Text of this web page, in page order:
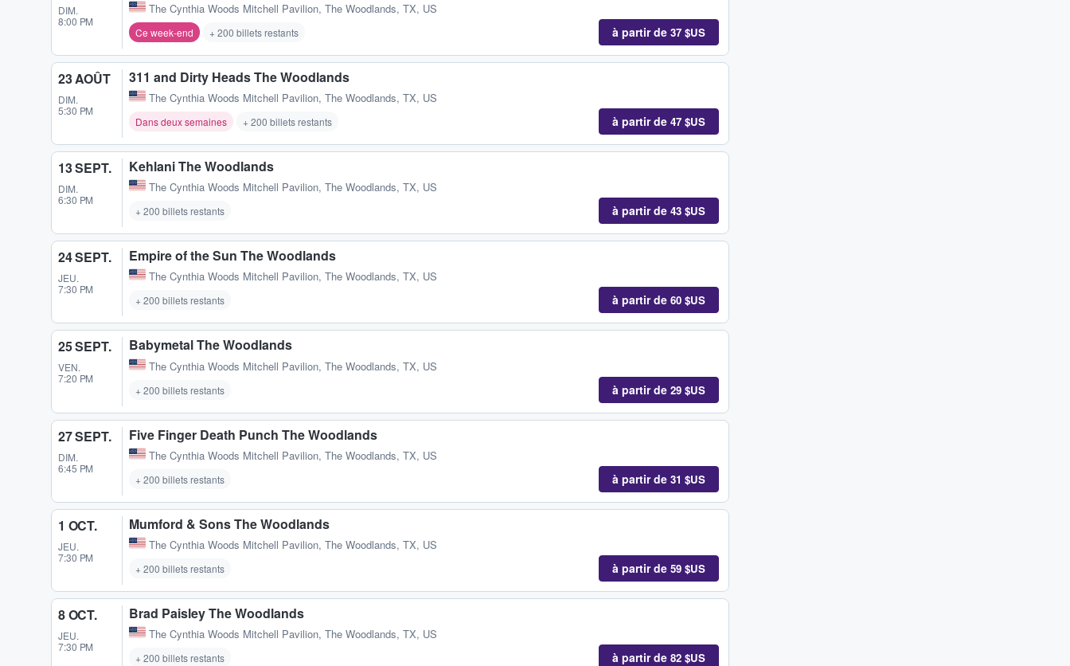
DIM.
8:00 PM
The Cynthia Woods Mitchell Pavilion, The Woodlands, TX, US
Ce week-end + 200 billets restants à partir de 37 $US
23 AOÛT
DIM.
5:30 PM
311 and Dirty Heads The Woodlands
The Cynthia Woods Mitchell Pavilion, The Woodlands, TX, US
Dans deux semaines + 200 billets restants à partir de 47 $US
13 SEPT.
DIM.
6:30 PM
Kehlani The Woodlands
The Cynthia Woods Mitchell Pavilion, The Woodlands, TX, US
+ 200 billets restants à partir de 43 $US
24 SEPT.
JEU.
7:30 PM
Empire of the Sun The Woodlands
The Cynthia Woods Mitchell Pavilion, The Woodlands, TX, US
+ 200 billets restants à partir de 60 $US
25 SEPT.
VEN.
7:20 PM
Babymetal The Woodlands
The Cynthia Woods Mitchell Pavilion, The Woodlands, TX, US
+ 200 billets restants à partir de 29 $US
27 SEPT.
DIM.
6:45 PM
Five Finger Death Punch The Woodlands
The Cynthia Woods Mitchell Pavilion, The Woodlands, TX, US
+ 200 billets restants à partir de 31 $US
1 OCT.
JEU.
7:30 PM
Mumford & Sons The Woodlands
The Cynthia Woods Mitchell Pavilion, The Woodlands, TX, US
+ 200 billets restants à partir de 59 $US
8 OCT.
JEU.
7:30 PM
Brad Paisley The Woodlands
The Cynthia Woods Mitchell Pavilion, The Woodlands, TX, US
+ 200 billets restants à partir de 82 $US